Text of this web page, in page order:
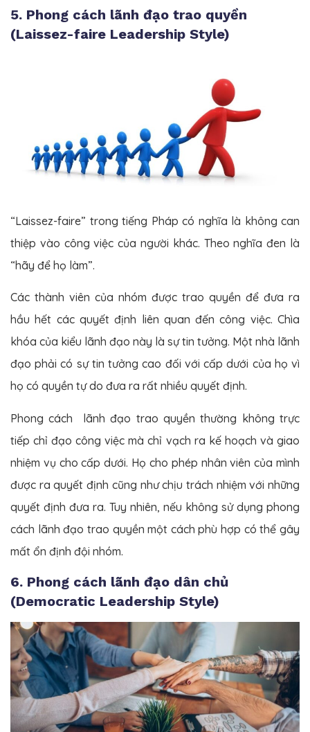
5. Phong cách lãnh đạo trao quyền
(Laissez-faire Leadership Style)
“Laissez-faire” trong tiếng Pháp có nghĩa là không can
thiệp vào công việc của người khác. Theo nghĩa đen là
“hãy để họ làm”.
Các thành viên của nhóm được trao quyền để đưa ra
hầu hết các quyết định liên quan đến công việc. Chìa
khóa của kiểu lãnh đạo này là sự tin tưởng. Một nhà lãnh
đạo phải có sự tin tưởng cao đối với cấp dưới của họ vì
họ có quyền tự do đưa ra rất nhiều quyết định.
Phong cách lãnh đạo trao quyền thường không trực
tiếp chỉ đạo công việc mà chỉ vạch ra kế hoạch và giao
nhiệm vụ cho cấp dưới. Họ cho phép nhân viên của mình
được ra quyết định cũng như chịu trách nhiệm với những
quyết định đưa ra. Tuy nhiên, nếu không sử dụng phong
cách lãnh đạo trao quyền một cách phù hợp có thể gây
mất ổn định đội nhóm.
6. Phong cách lãnh đạo dân chủ
(Democratic Leadership Style)